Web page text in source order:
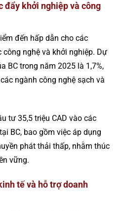
đẩy khởi nghiệp và công
đến hấp dẫn cho các
nghệ và khởi nghiệp. Dự
BC trong năm 2025 là 1,7%,
ngành công nghệ sạch và
tư 35,5 triệu CAD vào các
BC, bao gồm việc áp dụng
phát thải thấp, nhằm thúc
vững.
tế và hỗ trợ doanh